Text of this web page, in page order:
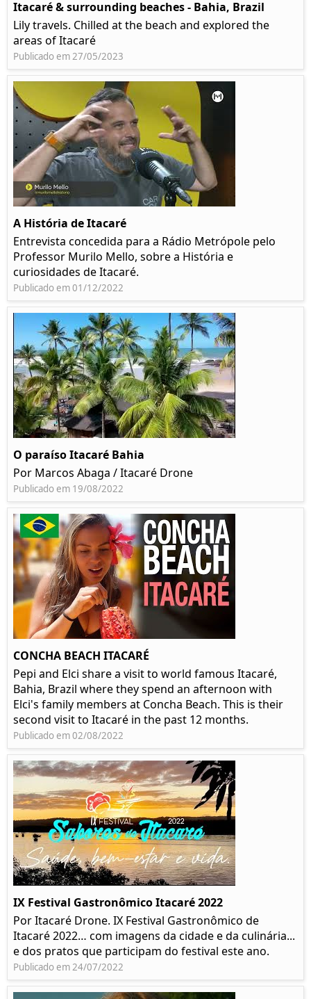
Itacaré & surrounding beaches - Bahia, Brazil
Lily travels. Chilled at the beach and explored the
areas of Itacaré
Publicado em 27/05/2023
A História de Itacaré
Entrevista concedida para a Rádio Metrópole pelo
Professor Murilo Mello, sobre a História e
curiosidades de Itacaré.
Publicado em 01/12/2022
O paraíso Itacaré Bahia
Por Marcos Abaga / Itacaré Drone
Publicado em 19/08/2022
CONCHA BEACH ITACARÉ
Pepi and Elci share a visit to world famous Itacaré,
Bahia, Brazil where they spend an afternoon with
Elci's family members at Concha Beach. This is their
second visit to Itacaré in the past 12 months.
Publicado em 02/08/2022
IX Festival Gastronômico Itacaré 2022
Por Itacaré Drone. IX Festival Gastronômico de
Itacaré 2022… com imagens da cidade e da culinária...
e dos pratos que participam do festival este ano.
Publicado em 24/07/2022